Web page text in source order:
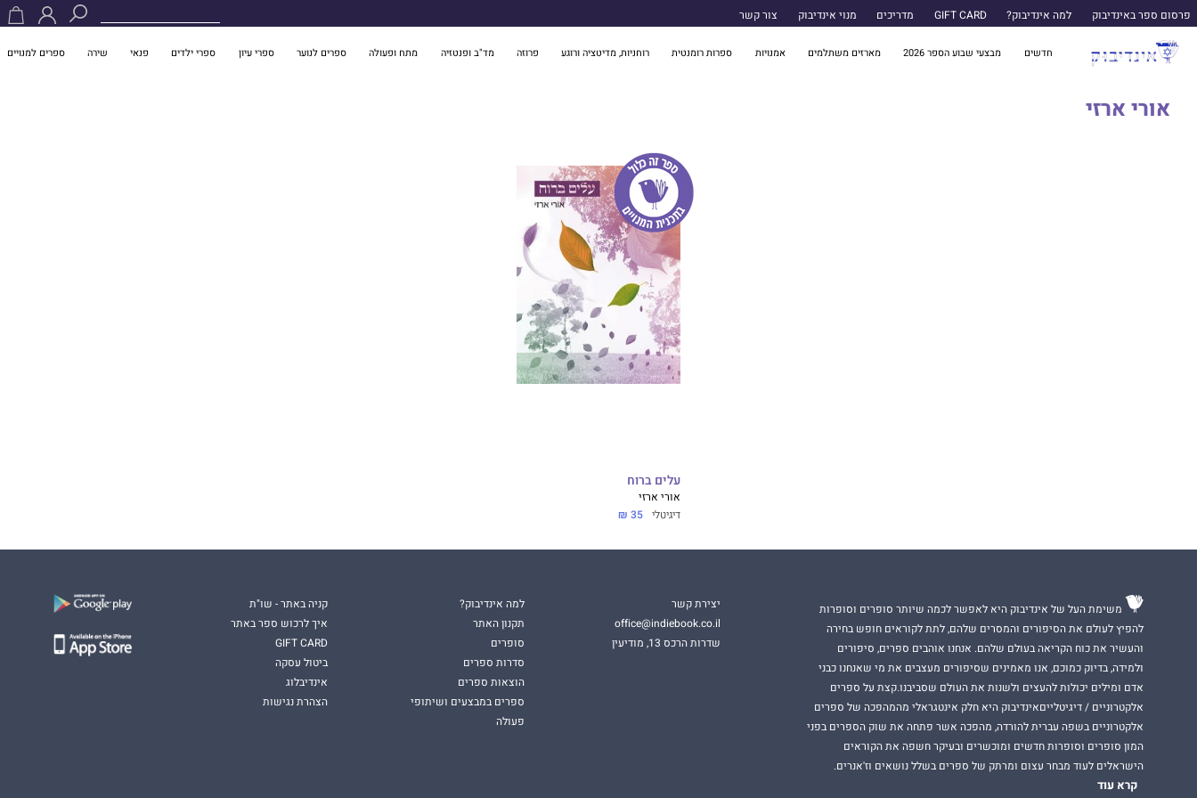
פרסום ספר באינדיבוק למה אינדיבוק? GIFT CARD מדריכים מנוי אינדיבוק צור קשר
חדשים מבצעי שבוע הספר 2026 מארזים משתלמים אמנויות ספרות רומנטית רוחניות, מדיטציה ורוגע פרוזה מד"ב ופנטזיה מתח ופעולה ספרים לנוער ספרי עיון ספרי ילדים פנאי שירה ספרים למנויים
אורי ארזי
עלים ברוח
אורי ארזי
דיגיטלי 35 ₪
משימת העל של אינדיבוק היא לאפשר לכמה שיותר סופרים וסופרות
להפיץ לעולם את הסיפורים והמסרים שלהם, לתת לקוראים חופש בחירה
והעשיר את כוח הקריאה בעולם שלהם. אנחנו אוהבים ספרים, סיפורים
ולמידה, בדיוק כמוכם, אנו מאמינים שסיפורים מעצבים את מי שאנחנו כבני
אדם ומילים יכולות להעצים ולשנות את העולם שסביבנו.קצת על ספרים
אלקטרוניים / דיגיטלייםאינדיבוק היא חלק אינטגראלי מהמהפכה של ספרים
אלקטרוניים בשפה עברית להורדה, מהפכה אשר פתחה את שוק הספרים בפני
המון סופרים וסופרות חדשים ומוכשרים ובעיקר חשפה את הקוראים
הישראלים לעוד מבחר עצום ומרתק של ספרים בשלל נושאים וז'אנרים.
קרא עוד
יצירת קשר
office@indiebook.co.il
שדרות הרכס 13, מודיעין
למה אינדיבוק?
תקנון האתר
סופרים
סדרות ספרים
הוצאות ספרים
ספרים במבצעים ושיתופי
פעולה
קניה באתר - שו"ת
איך לרכוש ספר באתר
GIFT CARD
ביטול עסקה
אינדיבלוג
הצהרת נגישות